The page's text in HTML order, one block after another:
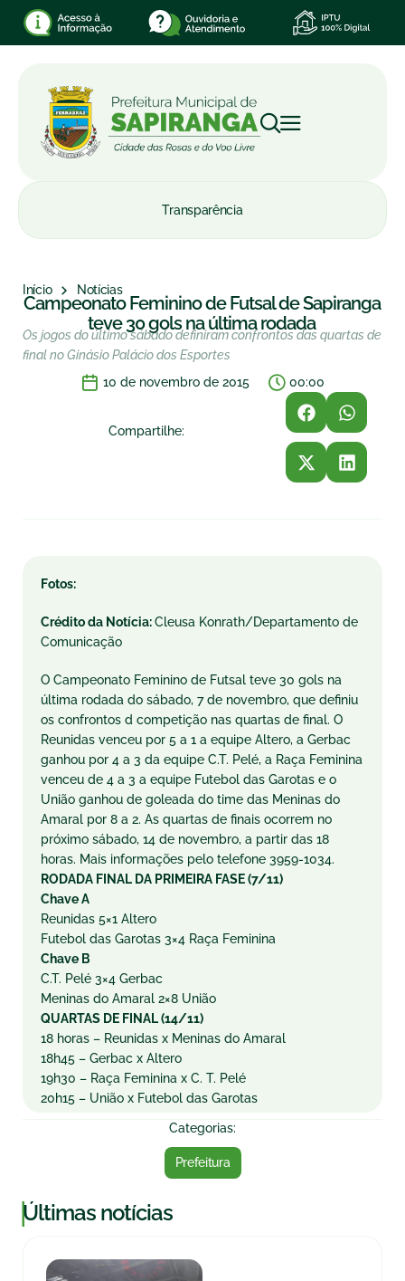
Transparência
Início Notícias
Campeonato Feminino de Futsal de Sapiranga
teve 30 gols na última rodada
Os jogos do último sábado definiram confrontos das quartas de
final no Ginásio Palácio dos Esportes
10 de novembro de 2015
00:00
Compartilhe:
Fotos:
Crédito da Notícia:Cleusa Konrath/Departamento de
Comunicação
O Campeonato Feminino de Futsal teve 30 gols na
última rodada do sábado, 7 de novembro, que definiu
os confrontos d competição nas quartas de final. O
Reunidas venceu por 5 a 1 a equipe Altero, a Gerbac
ganhou por 4 a 3 da equipe C.T. Pelé, a Raça Feminina
venceu de 4 a 3 a equipe Futebol das Garotas e o
União ganhou de goleada do time das Meninas do
Amaral por 8 a 2. As quartas de finais ocorrem no
próximo sábado, 14 de novembro, a partir das 18
horas. Mais informações pelo telefone 3959-1034.
RODADA FINAL DA PRIMEIRA FASE (7/11)
Chave A
Reunidas 5×1 Altero
Futebol das Garotas 3×4 Raça Feminina
Chave B
C.T. Pelé 3×4 Gerbac
Meninas do Amaral 2×8 União
QUARTAS DE FINAL (14/11)
18 horas – Reunidas x Meninas do Amaral
18h45 – Gerbac x Altero
19h30 – Raça Feminina x C. T. Pelé
20h15 – União x Futebol das Garotas
Categorias:
Prefeitura
|Últimas notícias